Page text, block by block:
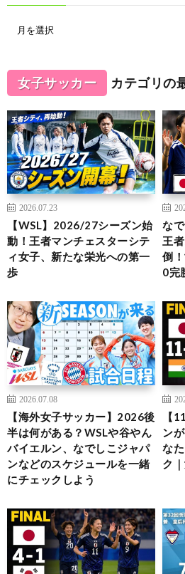
女子サッカー カテゴリの
2026.07.23
【WSL】2026/27シーズン始
動！王者マンチェスターシテ
ィ女子、新たな栄光への第一
歩
な
王
倒
0完
2026.07.08
【海外女子サッカー】2026後
半は何がある？WSLや谷やん
バイエルン、なでしこジャパ
ンなどのスケジュールを一緒
にチェックしよう
【
ン
な
ク